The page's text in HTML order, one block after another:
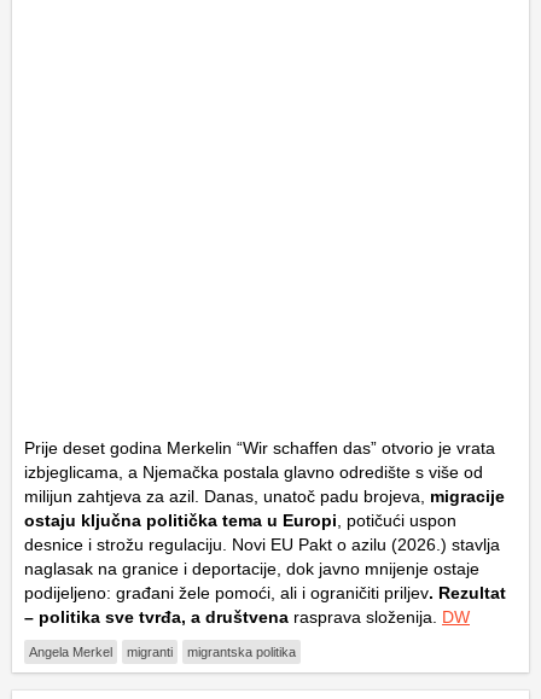
Prije deset godina Merkelin “Wir schaffen das” otvorio je vrata
izbjeglicama, a Njemačka postala glavno odredište s više od
milijun zahtjeva za azil. Danas, unatoč padu brojeva, migracije
ostaju ključna politička tema u Europi , potičući uspon
desnice i strožu regulaciju. Novi EU Pakt o azilu (2026.) stavlja
naglasak na granice i deportacije, dok javno mnijenje ostaje
podijeljeno: građani žele pomoći, ali i ograničiti priljev. Rezultat
– politika sve tvrđa, a društvena rasprava složenija. DW
Angela Merkel migranti migrantska politika